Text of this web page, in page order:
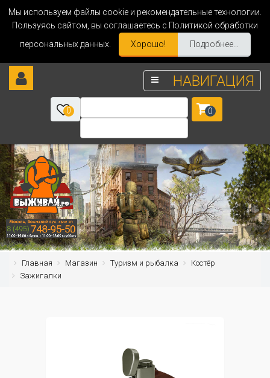
Мы используем файлы cookie и рекомендательные технологии.
Пользуясь сайтом, вы соглашаетесь с Политикой обработки
персональных данных.
Хорошо! Подробнее...
НАВИГАЦИЯ
0 0
Главная Магазин Туризм и рыбалка
Костёр
Зажигалки